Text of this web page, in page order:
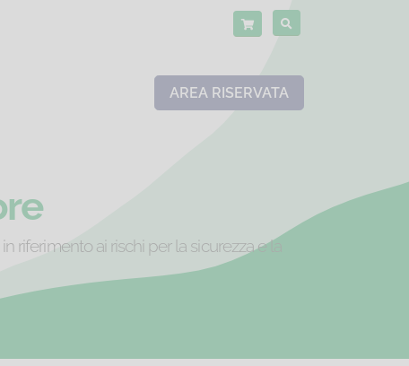
AREA RISERVATA
ai rischi per la sicurezza e la